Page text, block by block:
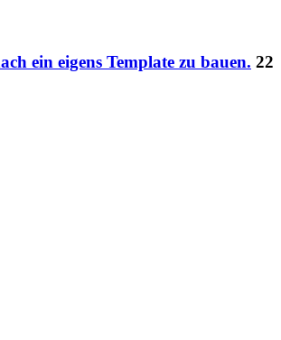
ein eigens Template zu bauen. 22